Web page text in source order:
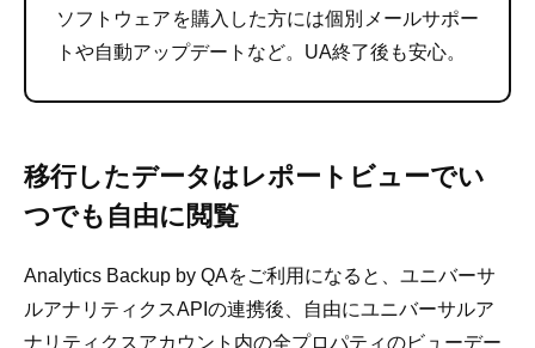
ソフトウェアを購入した方には個別メールサポー
トや自動アップデートなど。UA終了後も安心。
移行したデータはレポートビューでい
つでも自由に閲覧
Analytics Backup by QAをご利用になると、ユニバーサ
ルアナリティクスAPIの連携後、自由にユニバーサルア
ナリティクスアカウント内の全プロパティのビューデー